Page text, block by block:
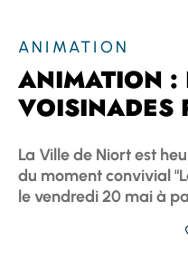
ANIMATION
ANIMATION :
VOISINADES
La Ville de Niort est
du moment convivial
le vendredi 20 mai à